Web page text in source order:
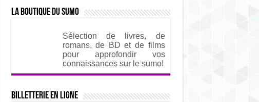
La boutique du sumo
Sélection de livres, de
romans, de BD et de films
pour approfondir vos
connaissances sur le sumo!
Billetterie en ligne